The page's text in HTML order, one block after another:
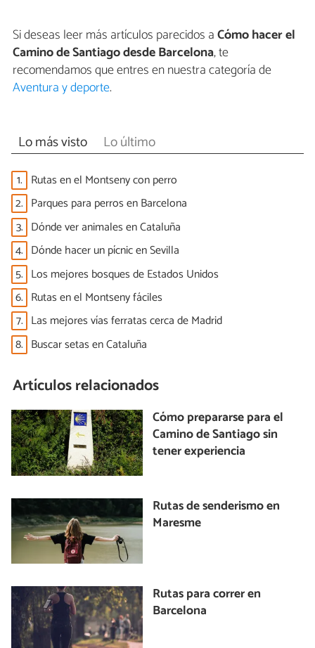
Si deseas leer más artículos parecidos aCómo hacer el
Camino de Santiago desde Barcelona, te
recomendamos que entres en nuestra categoría de
Aventura y deporte.
Lo más visto Lo último
1. Rutas en el Montseny con perro
2. Parques para perros en Barcelona
3. Dónde ver animales en Cataluña
4. Dónde hacer un pícnic en Sevilla
5. Los mejores bosques de Estados Unidos
6. Rutas en el Montseny fáciles
7. Las mejores vías ferratas cerca de Madrid
8. Buscar setas en Cataluña
Artículos relacionados
Cómo prepararse para el
Camino de Santiago sin
tener experiencia
Rutas de senderismo en
Maresme
Rutas para correr en
Barcelona